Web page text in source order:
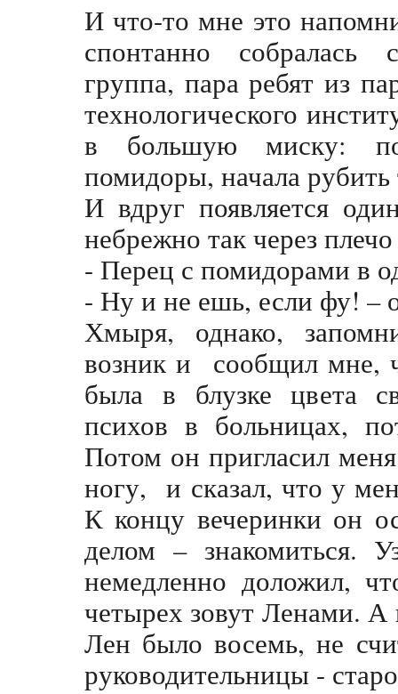
И что-то мне это
спонтанно собралась
группа, пара ребят из
технологического
в большую миску:
помидоры, начала
И вдруг появляется
небрежно так через
- Перец с помидорами в
- Ну и не ешь, если фу! –
Хмыря, однако,
возник и сообщил мне,
была в блузке цвета
психов в больницах,
Потом он пригласил
ногу, и сказал, что у
К концу вечеринки он
делом – знакомиться.
немедленно доложил,
четырех зовут Ленами. А
Лен было восемь, не
руководительницы -